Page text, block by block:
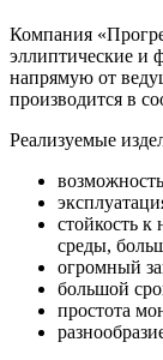
Компания
эллиптические и
напрямую от
производится в
Реализуемые
стойкость
среды,
огромный
большой
простота